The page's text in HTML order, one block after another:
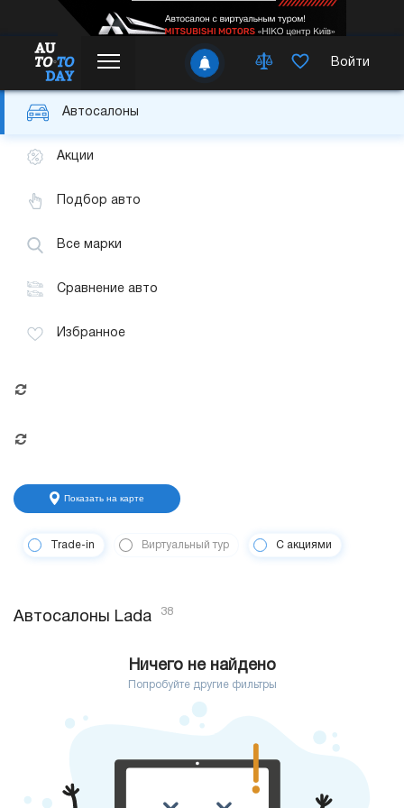
Войти
Автосалоны
Акции
Подбор авто
Все марки
Сравнение авто
Избранное
Показать на карте
Trade-in Виртуальный тур С акциями
Автосалоны Lada 38
Ничего не найдено
Попробуйте другие фильтры